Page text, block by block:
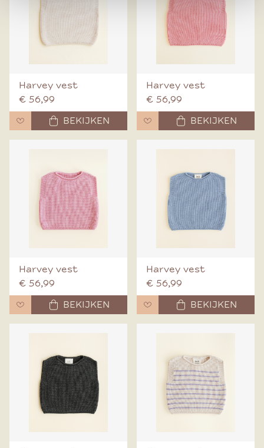
Harvey vest
€ 56,99
BEKIJKEN
Harvey vest
€ 56,99
BEKIJKEN
Harvey vest
€ 56,99
BEKIJKEN
Harvey vest
€ 56,99
BEKIJKEN